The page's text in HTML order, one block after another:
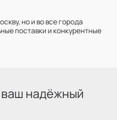
но и во все города
поставки и конкурентные
надёжный